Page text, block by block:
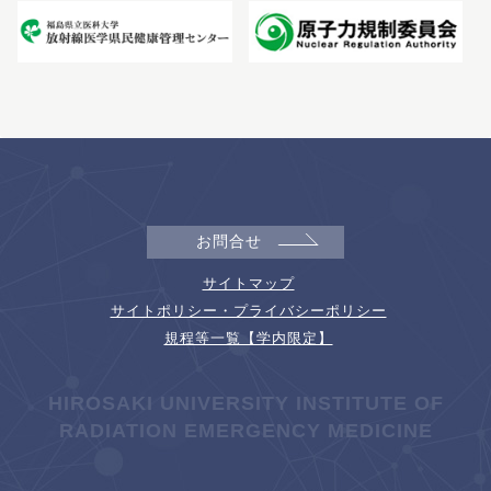
お問合せ
サイトマップ
サイトポリシー・プライバシーポリシー
規程等一覧【学内限定】
HIROSAKI UNIVERSITY INSTITUTE OF
RADIATION EMERGENCY MEDICINE